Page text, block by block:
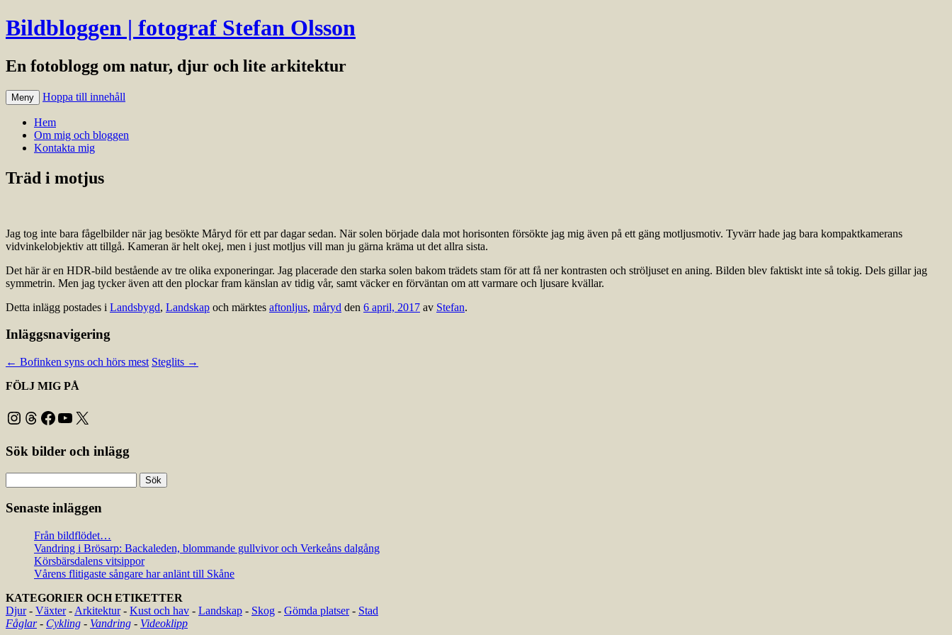
Bildbloggen | fotograf Stefan Olsson
En fotoblogg om natur, djur och lite arkitektur
Meny Hoppa till innehåll
Hem
Om mig och bloggen
Kontakta mig
Träd i motjus
Jag tog inte bara fågelbilder när jag besökte Måryd för ett par dagar sedan. När solen började dala mot horisonten försökte jag mig även på ett gäng motljusmotiv. Tyvärr hade jag bara kompaktkamerans
vidvinkelobjektiv att tillgå. Kameran är helt okej, men i just motljus vill man ju gärna kräma ut det allra sista.
Det här är en HDR-bild bestående av tre olika exponeringar. Jag placerade den starka solen bakom trädets stam för att få ner kontrasten och ströljuset en aning. Bilden blev faktiskt inte så tokig. Dels gillar jag
symmetrin. Men jag tycker även att den plockar fram känslan av tidig vår, samt väcker en förväntan om att varmare och ljusare kvällar.
Detta inlägg postades i Landsbygd, Landskap och märktes aftonljus, måryd den 6 april, 2017 av Stefan.
Inläggsnavigering
← Bofinken syns och hörs mest Steglits →
FÖLJ MIG PÅ
Instagram
Threads
Facebook
YouTube
X
Sök bilder och inlägg
efter:
Senaste inläggen
Från bildflödet…
Vandring i Brösarp: Backaleden, blommande gullvivor och Verkeåns dalgång
Körsbärsdalens vitsippor
Vårens flitigaste sångare har anlänt till Skåne
KATEGORIER OCH ETIKETTER
Djur- Växter- Arkitektur- Kust och hav - Landskap - Skog - Gömda platser- Stad
Fåglar- Cykling - Vandring - Videoklipp